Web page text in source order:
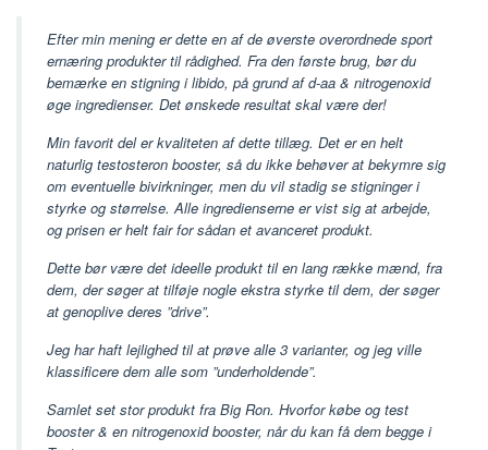
Efter min mening er dette en af ​​de øverste overordnede sport
ernæring produkter til rådighed. Fra den første brug, bør du
bemærke en stigning i libido, på grund af d-aa & nitrogenoxid
øge ingredienser. Det ønskede resultat skal være der!
Min favorit del er kvaliteten af ​​dette tillæg. Det er en helt
naturlig testosteron booster, så du ikke behøver at bekymre sig
om eventuelle bivirkninger, men du vil stadig se stigninger i
styrke og størrelse. Alle ingredienserne er vist sig at arbejde,
og prisen er helt fair for sådan et avanceret produkt.
Dette bør være det ideelle produkt til en lang række mænd, fra
dem, der søger at tilføje nogle ekstra styrke til dem, der søger
at genoplive deres ”drive”.
Jeg har haft lejlighed til at prøve alle 3 varianter, og jeg ville
klassificere dem alle som ”underholdende”.
Samlet set stor produkt fra Big Ron. Hvorfor købe og test
booster & en nitrogenoxid booster, når du kan få dem begge i